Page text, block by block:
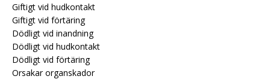
Giftigt vid hudkontakt
Giftigt vid förtäring
Dödligt vid inandning
Dödligt vid hudkontakt
Dödligt vid förtäring
Orsakar organskador